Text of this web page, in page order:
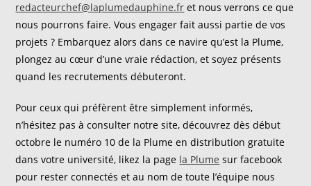
redacteurchef@laplumedauphine.fr et nous verrons ce que
nous pourrons faire. Vous engager fait aussi partie de vos
projets ? Embarquez alors dans ce navire qu’est la Plume,
plongez au cœur d’une vraie rédaction, et soyez présents
quand les recrutements débuteront.
Pour ceux qui préfèrent être simplement informés,
n’hésitez pas à consulter notre site, découvrez dès début
octobre le numéro 10 de la Plume en distribution gratuite
dans votre université, likez la page la Plume sur facebook
pour rester connectés et au nom de toute l’équipe nous